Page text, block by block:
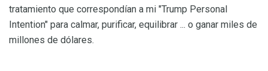
tratamiento que correspondían a mi "Trump Personal
Intention" para calmar, purificar, equilibrar ... o ganar miles de
millones de dólares.